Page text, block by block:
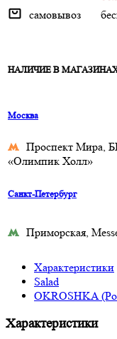
самовывоз
НАЛИЧИЕ В
Москва
Проспект Мира,
«Олимпик Холл»
Санкт-Петербург
Приморская,
Характеристики
Salad
OKROSHKA
Характеристики